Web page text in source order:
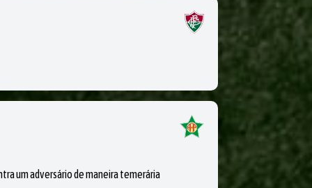
um adversário de maneira temerária